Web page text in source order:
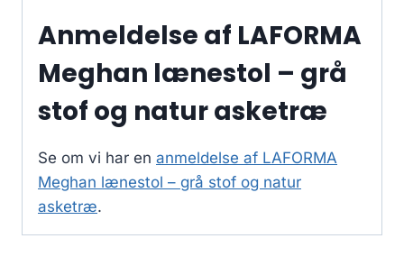
Anmeldelse af LAFORMA
Meghan lænestol – grå
stof og natur asketræ
Se om vi har en anmeldelse af LAFORMA
Meghan lænestol – grå stof og natur
asketræ.